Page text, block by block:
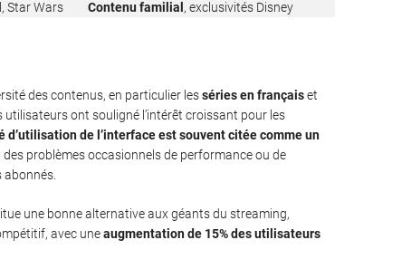
Star Wars Contenu familial , exclusivités Disney
des contenus, en particulier lesséries en françaiset
utilisateurs ont souligné l’intérêt croissant pour les
d’utilisation de l’interface est souvent citée comme un
problèmes occasionnels de performance ou de
abonnés.
une bonne alternative aux géants du streaming,
avec uneaugmentation de 15% des utilisateurs